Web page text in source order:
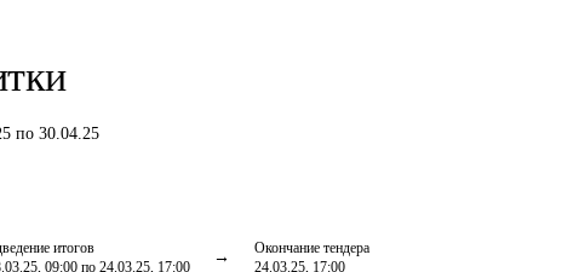
по 30.04.25
итогов
09:00 по 24.03.25, 17:00
Окончание тендера
24.03.25, 17:00